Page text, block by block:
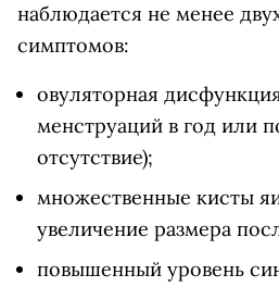
наблюдается не менее
симптомов:
овуляторная
менструаций в год или
отсутствие);
множественные кисты
увеличение размера
повышенный уровень